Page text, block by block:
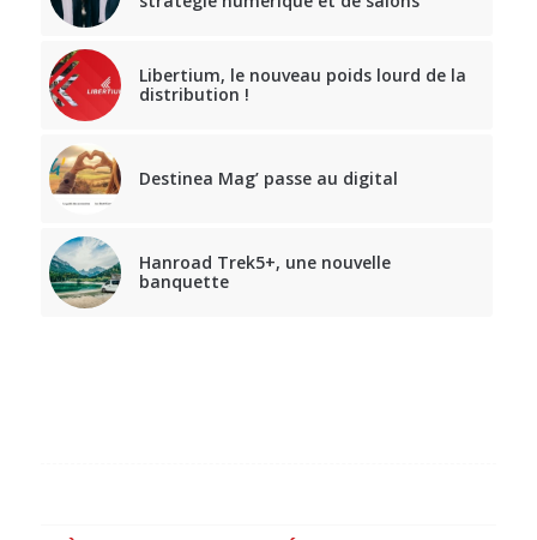
Libertium, le nouveau poids lourd de la
distribution !
Destinea Mag’ passe au digital
Hanroad Trek5+, une nouvelle
banquette